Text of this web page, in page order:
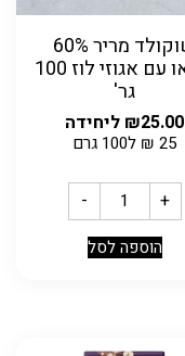
שוקולד מריר 60%
קקאו עם אגוזי לוז 100
גר'
₪25.00 ליחידה
25
₪ ל100 גרם
- +
הוספה לסל